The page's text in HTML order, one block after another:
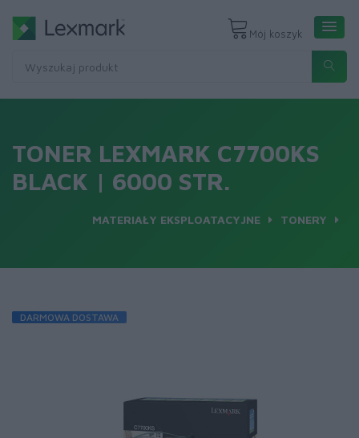
Mój koszyk
TONER LEXMARK C7700KS
BLACK | 6000 STR.
MATERIAŁY EKSPLOATACYJNE TONERY
DARMOWA DOSTAWA